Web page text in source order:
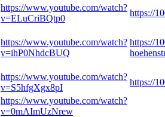
https://www.youtube.com/watch?
v=ELuCriBQtp0
https://
https://www.youtube.com/watch?
v=ihP0NhdcBUQ
https://
https://www.youtube.com/watch?
v=S5hfgXgx8pI
https://
https://www.youtube.com/watch?
v=0mAImUzNrew